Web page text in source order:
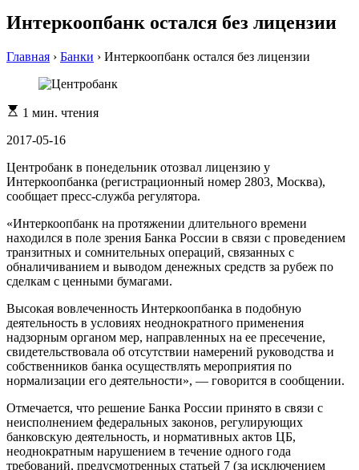
Интеркоопбанк остался без лицензии
Главная › Банки › Интеркоопбанк остался без лицензии
Расчетное
чтения
1 мин. чтения
2017-05-16
Центробанк в понедельник отозвал лицензию у
Интеркоопбанка (регистрационный номер 2803, Москва),
сообщает пресс-служба регулятора.
«Интеркоопбанк на протяжении длительного времени
находился в поле зрения Банка России в связи с проведением
транзитных и сомнительных операций, связанных с
обналичиванием и выводом денежных средств за рубеж по
сделкам с ценными бумагами.
Высокая вовлеченность Интеркоопбанка в подобную
деятельность в условиях неоднократного применения
надзорным органом мер, направленных на ее пресечение,
свидетельствовала об отсутствии намерений руководства и
собственников банка осуществлять мероприятия по
нормализации его деятельности», — говорится в сообщении.
Отмечается, что решение Банка России принято в связи с
неисполнением федеральных законов, регулирующих
банковскую деятельность, и нормативных актов ЦБ,
неоднократным нарушением в течение одного года
требований, предусмотренных статьей 7 (за исключением